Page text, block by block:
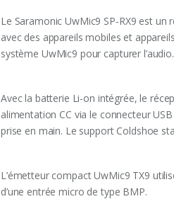
Le Saramonic UwMic9 SP-RX9 est
avec des appareils mobiles et
système UwMic9 pour capturer
Avec la batterie Li-on intégrée, le
alimentation CC via le connecteur
prise en main. Le support Coldshoe
L’émetteur compact UwMic9 TX9
d’une entrée micro de type BMP.